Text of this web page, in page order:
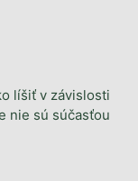
líšiť v závislosti
nie sú súčasťou